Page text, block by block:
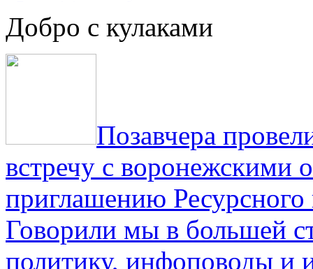
Добро с кулаками
Позавчера
встречу с воронежскими
приглашению
Говорили мы в большей
политику, инфоповоды